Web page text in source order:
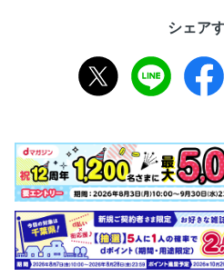
シェア